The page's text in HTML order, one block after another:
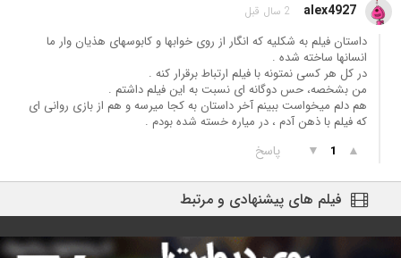
alex4927 2 سال قبل
داستان فیلم به شکلیه که انگار از روی خوابها و کابوسهای هذیان وار ما
انسانها ساخته شده .
در کل هر کسی نمتونه با فیلم ارتباط برقرار کنه .
من بشخصه، حس دوگانه ای نسبت به این فیلم داشتم .
هم دلم میخواست ببینم آخر داستان به کجا میرسه و هم از بازی روانی ای
که فیلم با ذهن آدم ، در میاره خسته شده بودم .
▲
1
▼ پاسخ
فیلم های پیشنهادی و مرتبط